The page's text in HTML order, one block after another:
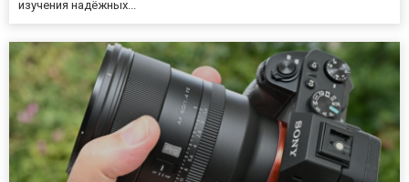
изучения надёжных...